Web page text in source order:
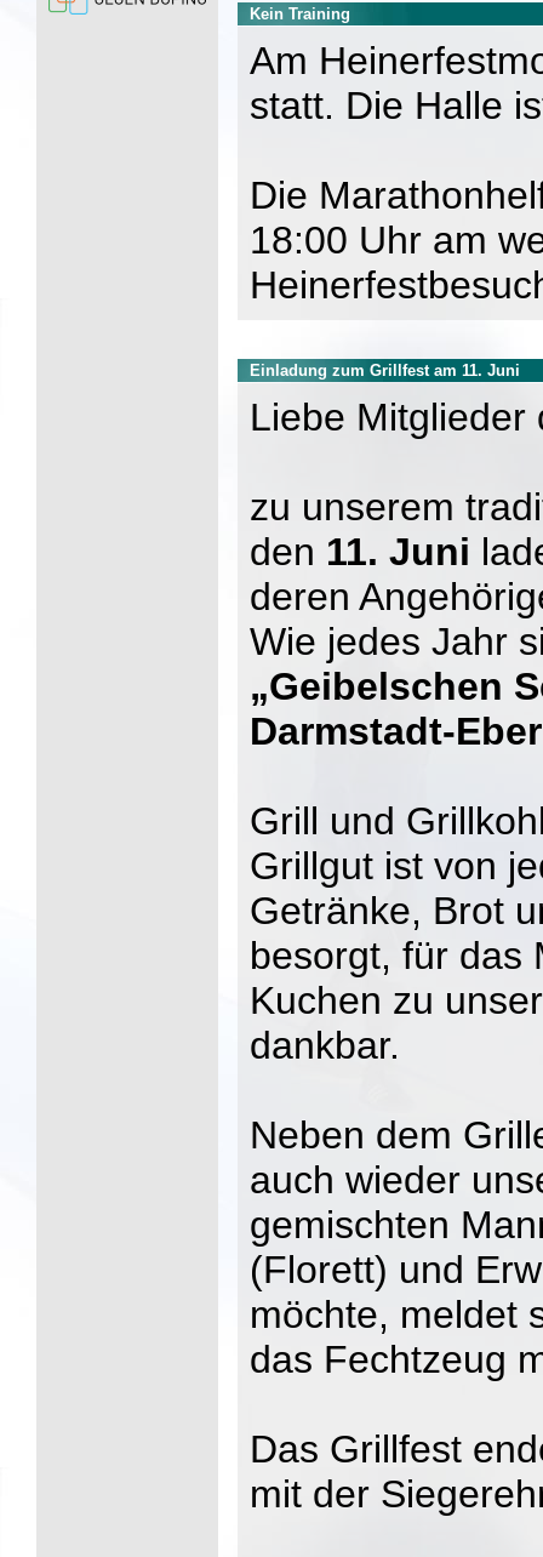
Kein Training
Am
statt. Die Halle
Die
18:00 Uhr am
Einladung zum Grillfest am 11. Juni
Liebe Mitglieder
zu unserem
den 11. Juni
deren
Wie jedes Jahr
„Geibelschen
Darmstadt-
Grill und
Grillgut ist von
Getränke, Brot
besorgt, für das
Kuchen zu
dankbar.
Neben dem
auch wieder
gemischten
(Florett) und
möchte, meldet
das Fechtzeug
Das Grillfest
mit der